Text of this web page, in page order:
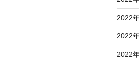
2022
2022
2022